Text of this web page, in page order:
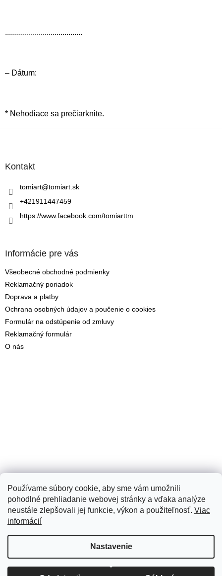
Používame súbory cookie, aby sme vám umožnili
pohodlné prehliadanie webovej stránky a vďaka analýze
neustále zlepšovali jej funkcie, výkon a použiteľnosť. Viac
informácií
Nastavenie
.......................................
– Dátum:
* Nehodiace sa prečiarknite.
Kontakt
tomiart@tomiart.sk
+421911447459
https://www.facebook.com/tomiarttm
Informácie pre vás
Všeobecné obchodné podmienky
Reklamačný poriadok
Doprava a platby
Ochrana osobných údajov a poučenie o cookies
Formulár na odstúpenie od zmluvy
Reklamačný formulár
O nás
Copyright 2026Tomi Art. Všetky práva vyhradené.Upraviť